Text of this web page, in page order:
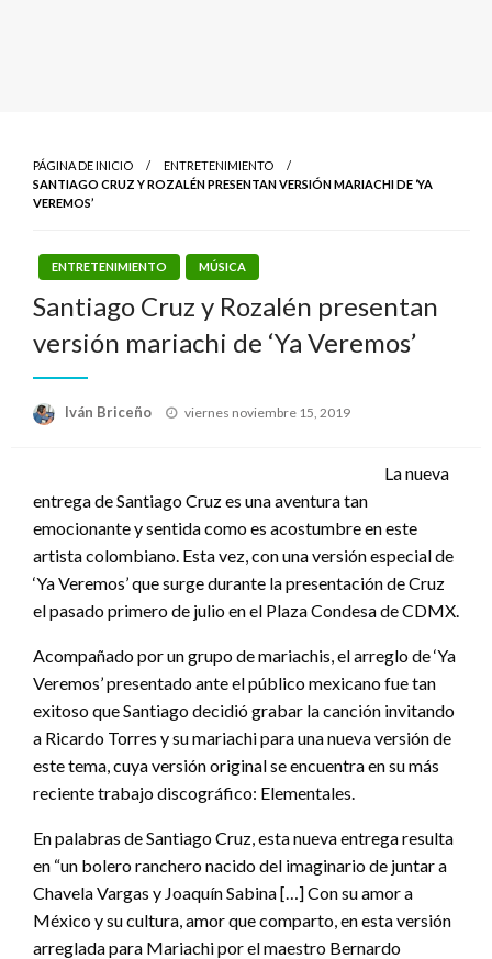
PÁGINA DE INICIO
ENTRETENIMIENTO
SANTIAGO CRUZ Y ROZALÉN PRESENTAN VERSIÓN MARIACHI DE ‘YA
VEREMOS’
ENTRETENIMIENTO MÚSICA
Santiago Cruz y Rozalén presentan
versión mariachi de ‘Ya Veremos’
Iván Briceño
Publicado
viernes noviembre 15, 2019
La nueva
entrega de Santiago Cruz es una aventura tan
emocionante y sentida como es acostumbre en este
artista colombiano. Esta vez, con una versión especial de
‘Ya Veremos’ que surge durante la presentación de Cruz
el pasado primero de julio en el Plaza Condesa de CDMX.
Acompañado por un grupo de mariachis, el arreglo de ‘Ya
Veremos’ presentado ante el público mexicano fue tan
exitoso que Santiago decidió grabar la canción invitando
a Ricardo Torres y su mariachi para una nueva versión de
este tema, cuya versión original se encuentra en su más
reciente trabajo discográfico: Elementales.
En palabras de Santiago Cruz, esta nueva entrega resulta
en “un bolero ranchero nacido del imaginario de juntar a
Chavela Vargas y Joaquín Sabina […] Con su amor a
México y su cultura, amor que comparto, en esta versión
arreglada para Mariachi por el maestro Bernardo